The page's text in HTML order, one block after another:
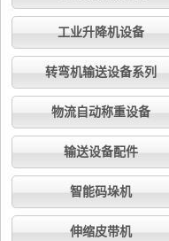
工业升降机设备
转弯机输送设备系列
物流自动称重设备
输送设备配件
智能码垛机
伸缩皮带机